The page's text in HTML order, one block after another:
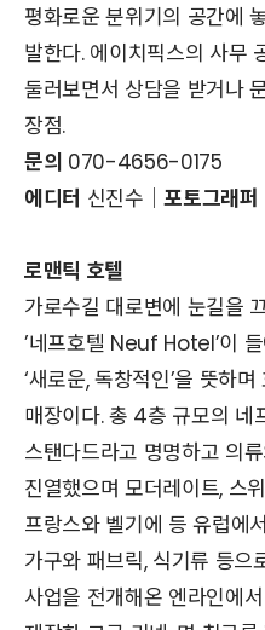
평화로운 분위기의 공간에
발한다. 에이치픽스의 사무
둘러보면서 상담을 받거나
장점.
문의 070-4656-0175
에디터 신진수│포토그래퍼
로맨틱 호텔
가로수길 대로변에 눈길을
’네프호텔 Neuf Hotel’이
‘새로운, 독창적인’을 뜻하
매장이다. 총 4층 규모의 네
스탠다드라고 명명하고 의
진열했으며 모더레이트, 스
프랑스와 벨기에 등 유럽에
가구와 패브릭, 식기류 등으
사업을 전개해온 엔라인에